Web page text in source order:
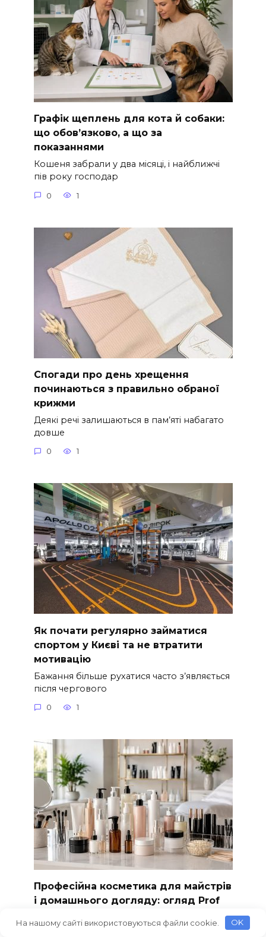
Графік щеплень для кота й собаки:
що обов’язково, а що за
показаннями
Кошеня забрали у два місяці, і найближчі
пів року господар
0 1
Спогади про день хрещення
починаються з правильно обраної
крижми
Деякі речі залишаються в пам’яті набагато
довше
0 1
Як почати регулярно займатися
спортом у Києві та не втратити
мотивацію
Бажання більше рухатися часто з’являється
після чергового
0 1
Професійна косметика для майстрів
і домашнього догляду: огляд Prof
На нашому сайті використовуються файли cookie. OK